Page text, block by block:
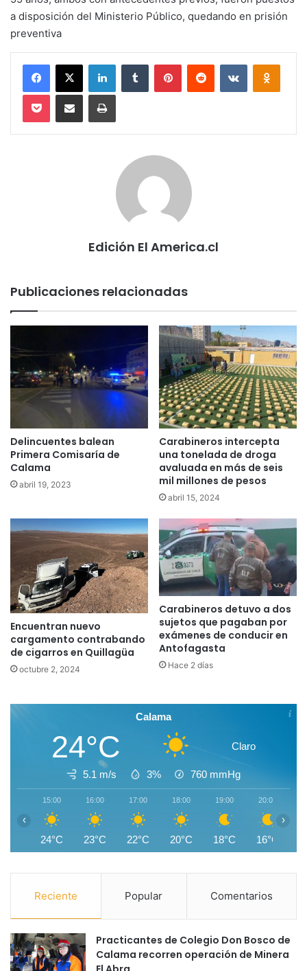
a disposición del Ministerio Público, quedando en prisión
preventiva
Facebook
X LinkedInTumblr PinterestReddit VKontakte
Pocket Compartir via email Imprimir
Edición El America.cl
Publicaciones relacionadas
Delincuentes balean
Primera Comisaría de
Calama
abril 19, 2023
Carabineros intercepta
una tonelada de droga
avaluada en más de seis
mil millones de pesos
abril 15, 2024
Encuentran nuevo
cargamento contrabando
de cigarros en Quillagüa
octubre 2, 2024
Carabineros detuvo a dos
sujetos que pagaban por
exámenes de conducir en
Antofagasta
Hace 2 días
Calama
24°C Claro
5.1 m/s 3% 760 mmHg
15:00
24°C
16:00
23°C
17:00
22°C
18:00
20°C
19:00
18°C
20:00
16°C
‹ ›
Reciente Popular Comentarios
Practicantes de Colegio Don Bosco de
Calama recorren operación de Minera